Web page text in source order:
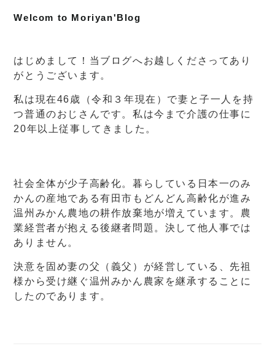
Welcom to Moriyan'Blog
はじめまして！当ブログへお越しくださってあり
がとうございます。
私は現在46歳（令和３年現在）で妻と子一人を持
つ普通のおじさんです。私は今まで介護の仕事に
20年以上従事してきました。
社会全体が少子高齢化。暮らしている日本一のみ
かんの産地である有田市もどんどん高齢化が進み
温州みかん農地の耕作放棄地が増えています。農
業経営者が抱える後継者問題。決して他人事では
ありません。
決意を固め妻の父（義父）が経営している、先祖
様から受け継ぐ温州みかん農家を継承することに
したのであります。